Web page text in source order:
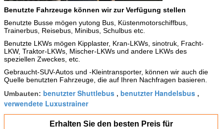
Benutzte Fahrzeuge können wir zur Verfügung stellen
Benutzte Busse mögen yutong Bus, Küstenmotorschiffbus,
Trainerbus, Reisebus, Minibus, Schulbus etc.
Benutzte LKWs mögen Kipplaster, Kran-LKWs, sinotruk, Fracht-
LKW, Traktor-LKWs, Mischer-LKWs und andere LKWs des
speziellen Zweckes, etc.
Gebraucht-SUV-Autos und -Kleintransporter, können wir auch die
Quelle benutzten Fahrzeuge, die auf Ihren Nachfragen basieren.
Umbauten: benutzter Shuttlebus , benutzter Handelsbus ,
verwendete Luxustrainer
Erhalten Sie den besten Preis für